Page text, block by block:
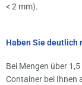
< 2 mm).
Haben Sie deutlich
Bei Mengen über
Container bei Ihnen